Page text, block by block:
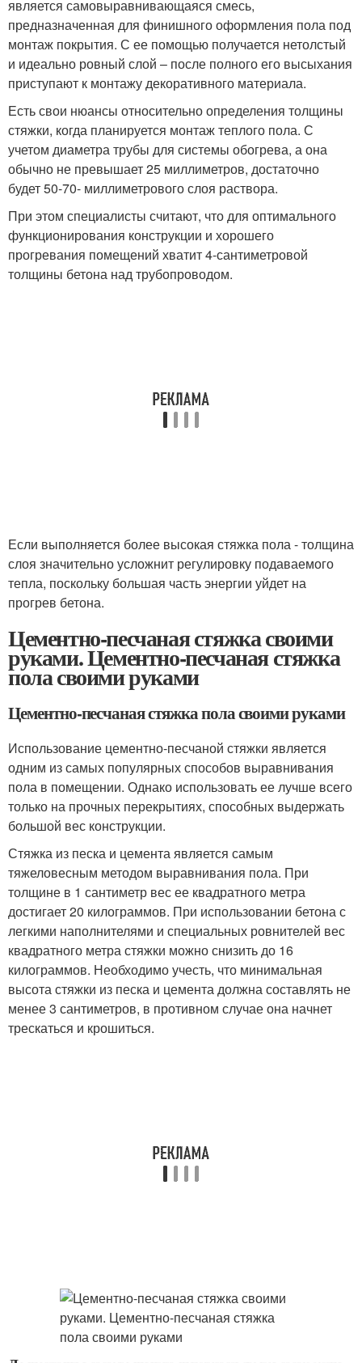
является самовыравнивающаяся смесь,
предназначенная для финишного оформления пола под
монтаж покрытия. С ее помощью получается нетолстый
и идеально ровный слой – после полного его высыхания
приступают к монтажу декоративного материала.
Есть свои нюансы относительно определения толщины
стяжки, когда планируется монтаж теплого пола. С
учетом диаметра трубы для системы обогрева, а она
обычно не превышает 25 миллиметров, достаточно
будет 50-70- миллиметрового слоя раствора.
При этом специалисты считают, что для оптимального
функционирования конструкции и хорошего
прогревания помещений хватит 4-сантиметровой
толщины бетона над трубопроводом.
Если выполняется более высокая стяжка пола - толщина
слоя значительно усложнит регулировку подаваемого
тепла, поскольку большая часть энергии уйдет на
прогрев бетона.
Цементно-песчаная стяжка своими
руками. Цементно-песчаная стяжка
пола своими руками
Цементно-песчаная стяжка пола своими руками
Использование цементно-песчаной стяжки является
одним из самых популярных способов выравнивания
пола в помещении. Однако использовать ее лучше всего
только на прочных перекрытиях, способных выдержать
большой вес конструкции.
Стяжка из песка и цемента является самым
тяжеловесным методом выравнивания пола. При
толщине в 1 сантиметр вес ее квадратного метра
достигает 20 килограммов. При использовании бетона с
легкими наполнителями и специальных ровнителей вес
квадратного метра стяжки можно снизить до 16
килограммов. Необходимо учесть, что минимальная
высота стяжки из песка и цемента должна составлять не
менее 3 сантиметров, в противном случае она начнет
трескаться и крошиться.